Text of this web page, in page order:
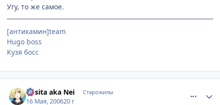
Угу, то же самое.
[антикамин]team
Hugo boss
Кузя босс
Rosita aka Nei Старожилы
16 Мая, 200620 г